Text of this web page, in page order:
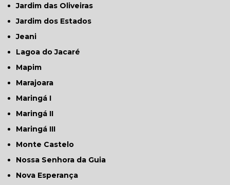
Jardim das Oliveiras
Jardim dos Estados
Jeani
Lagoa do Jacaré
Mapim
Marajoara
Maringá I
Maringá II
Maringá III
Monte Castelo
Nossa Senhora da Guia
Nova Esperança